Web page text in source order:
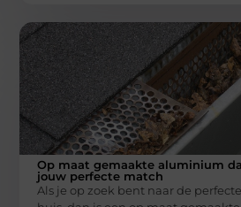
Op maat gemaakte aluminium
jouw perfecte match
Als je op zoek bent naar de